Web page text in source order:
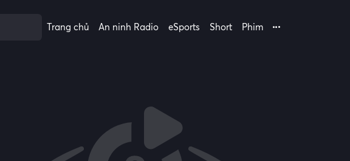
Trang chủ An ninh Radio eSports Short Phim